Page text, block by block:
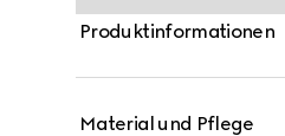
Produktinformationen
Material und Pflege